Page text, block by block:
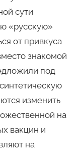
сути
«русскую»
от привкуса
знакомой
под
изменить
на
вакцин и
на